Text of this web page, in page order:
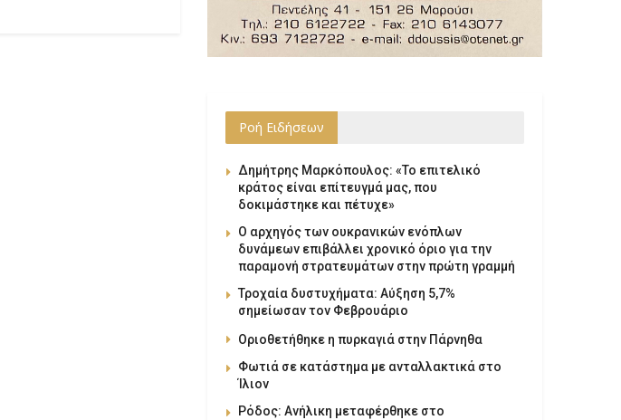
Ροή Ειδήσεων
Δημήτρης Μαρκόπουλος: «Το επιτελικό
κράτος είναι επίτευγμά μας, που
δοκιμάστηκε και πέτυχε»
Ο αρχηγός των ουκρανικών ενόπλων
δυνάμεων επιβάλλει χρονικό όριο για την
παραμονή στρατευμάτων στην πρώτη γραμμή
Τροχαία δυστυχήματα: Αύξηση 5,7%
σημείωσαν τον Φεβρουάριο
Οριοθετήθηκε η πυρκαγιά στην Πάρνηθα
Φωτιά σε κατάστημα με ανταλλακτικά στο
Ίλιον
Ρόδος: Ανήλικη μεταφέρθηκε στο